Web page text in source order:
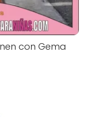
con Gema